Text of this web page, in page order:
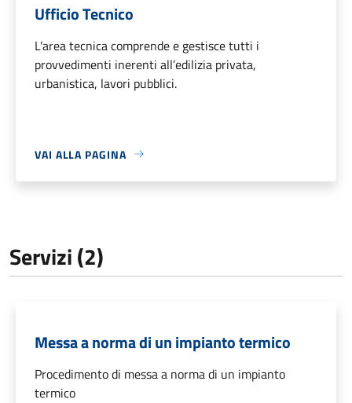
Ufficio Tecnico
L'area tecnica comprende e gestisce tutti i
provvedimenti inerenti all’edilizia privata,
urbanistica, lavori pubblici.
VAI ALLA PAGINA
Servizi (2)
Messa a norma di un impianto termico
Procedimento di messa a norma di un impianto
termico